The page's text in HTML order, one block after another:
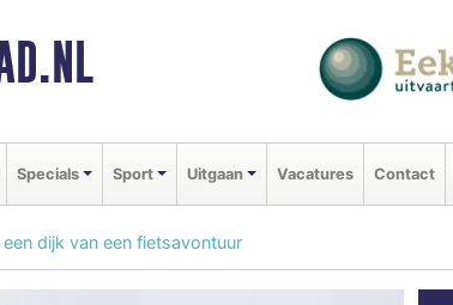
Specials Sport Uitgaan Vacatures Contact
dijk van een fietsavontuur